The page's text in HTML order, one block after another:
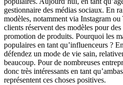
gestionnaire des médias sociaux. En
modèles, notamment via Instagram
clients réservent des modèles pour
promotion de produits. Pourquoi les
populaires en tant qu’influenceurs ?
défendez un mode de vie sain,
beaucoup. Pour de nombreuses
donc très intéressants en tant
représentent ces choses positives.